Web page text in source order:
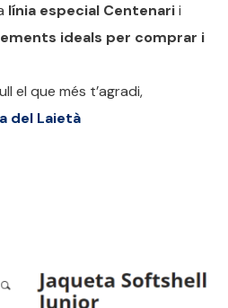
línia especial Centenarii
ideals per comprar i
el que més t’agradi,
del Laietà